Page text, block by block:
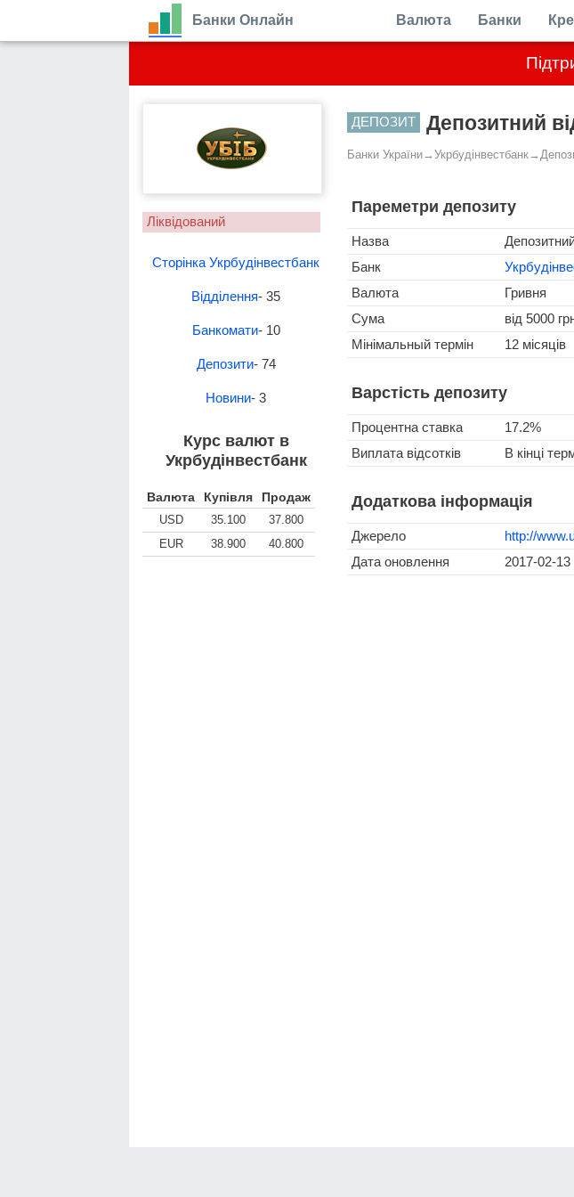
Банки Онлайн Валюта Банки
Ліквідований
Сторінка Укрбудінвестбанк
Відділення- 35
Банкомати- 10
Депозити- 74
Новини- 3
Курс валют в
Укрбудінвестбанк
Валюта Купівля Продаж
USD 35.100
37.800
EUR
38.900 40.800
ДЕПОЗИТ Депозитний
Банки України→ Укрбудінвестбанк→
Пареметри депозиту
Назва
Банк
Валюта
Гривня
Сума
від 5000
Мінімальный термін
12 місяців
Варстість депозиту
Процентна ставка
17.2%
Виплата відсотків
В кінці
Додаткова інформація
Джерело
http://
Дата оновлення
2017-02-13